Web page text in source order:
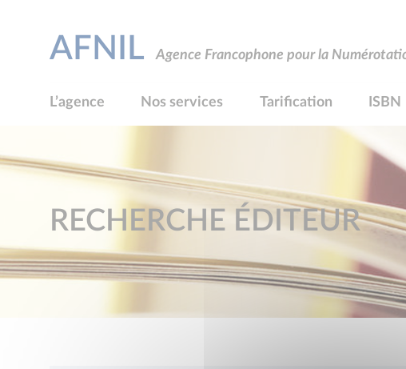
AFNIL Agence Francophone pour la
L’agence Nos services Tarification ISBN
RECHERCHE ÉDITEUR